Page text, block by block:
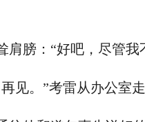
膀：“好吧，尽管我
。”考雷从办公室走